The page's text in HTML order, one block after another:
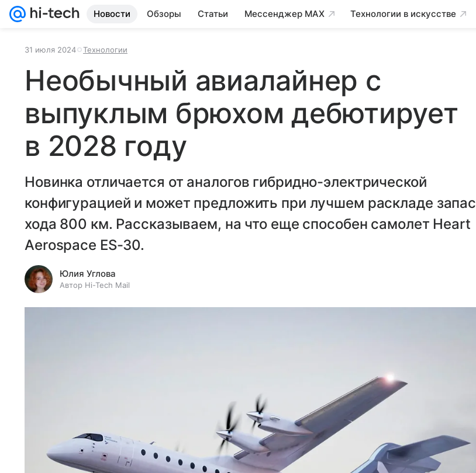
Новости Обзоры Статьи Мессенджер MAX Технологии в искусстве
31 июля 2024 Технологии
Необычный авиалайнер с
выпуклым брюхом дебютирует
в 2028 году
Новинка отличается от аналогов гибридно-электрической
конфигурацией и может предложить при лучшем раскладе запас
хода 800 км. Рассказываем, на что еще способен самолет Heart
Aerospace ES-30.
Юлия Углова
Автор Hi-Tech Mail